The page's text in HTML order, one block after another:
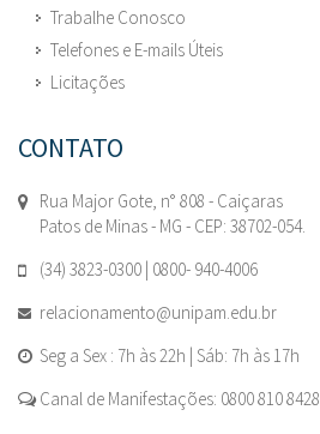
Trabalhe Conosco
Telefones e E-mails Úteis
Licitações
CONTATO
Rua Major Gote, n° 808 - Caiçaras
Patos de Minas - MG - CEP: 38702-054.
(34) 3823-0300 | 0800- 940-4006
relacionamento@unipam.edu.br
Seg a Sex : 7h às 22h | Sáb: 7h às 17h
Canal de Manifestações: 0800 810 8428